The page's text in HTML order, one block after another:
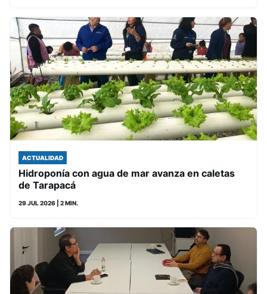
ACTUALIDAD
Hidroponía con agua de mar avanza en caletas
de Tarapacá
29 JUL 2026 | 2 MIN.